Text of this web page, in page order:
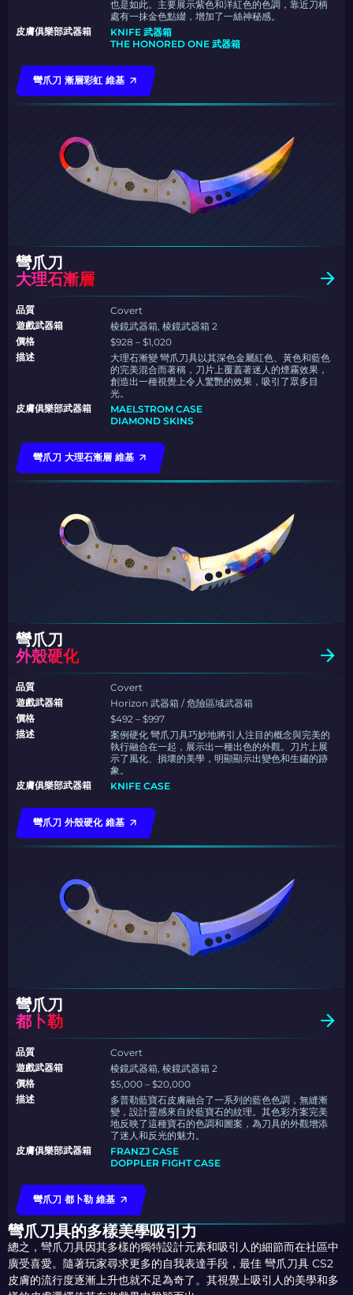
也是如此。主要展示紫色和洋紅色的色調，靠近刀柄
處有一抹金色點綴，增加了一絲神秘感。
皮膚俱樂部武器箱
KNIFE 武器箱
THE HONORED ONE 武器箱
彎爪刀 漸層彩虹 維基
彎爪刀
大理石漸層
品質
Covert
遊戲武器箱
棱鏡武器箱, 棱鏡武器箱 2
價格
$928 – $1,020
描述
大理石漸變 彎爪刀具以其深色金屬紅色、黃色和藍色
的完美混合而著稱，刀片上覆蓋著迷人的煙霧效果，
創造出一種視覺上令人驚艷的效果，吸引了眾多目
光。
皮膚俱樂部武器箱
MAELSTROM CASE
DIAMOND SKINS
彎爪刀 大理石漸層 維基
彎爪刀
外殼硬化
品質
Covert
遊戲武器箱
Horizon 武器箱 / 危險區域武器箱
價格
$492 – $997
描述
案例硬化 彎爪刀具巧妙地將引人注目的概念與完美的
執行融合在一起，展示出一種出色的外觀。刀片上展
示了風化、損壞的美學，明顯顯示出變色和生鏽的跡
象。
皮膚俱樂部武器箱
KNIFE CASE
彎爪刀 外殼硬化 維基
彎爪刀
都卜勒
品質
Covert
遊戲武器箱
棱鏡武器箱, 棱鏡武器箱 2
價格
$5,000 – $20,000
描述
多普勒藍寶石皮膚融合了一系列的藍色色調，無縫漸
變，設計靈感來自於藍寶石的紋理。其色彩方案完美
地反映了這種寶石的色調和圖案，為刀具的外觀增添
了迷人和反光的魅力。
皮膚俱樂部武器箱
FRANZJ CASE
DOPPLER FIGHT CASE
彎爪刀 都卜勒 維基
彎爪刀具的多樣美學吸引力
總之，彎爪刀具因其多樣的獨特設計元素和吸引人的細節而在社區中
廣受喜愛。隨著玩家尋求更多的自我表達手段，最佳 彎爪刀具 CS2
皮膚的流行度逐漸上升也就不足為奇了。其視覺上吸引人的美學和多